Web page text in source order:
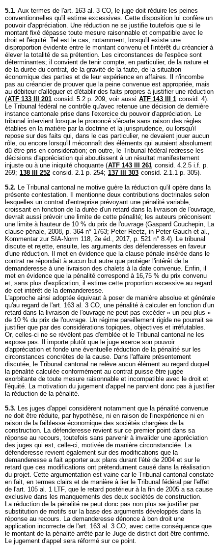
5.1. Aux termes de l'art. 163 al. 3 CO, le juge doit réduire les peines
conventionnelles qu'il estime excessives. Cette disposition lui confère un
pouvoir d'appréciation. Une réduction ne se justifie toutefois que si le
montant fixé dépasse toute mesure raisonnable et compatible avec le
droit et l'équité. Tel est le cas, notamment, lorsqu'il existe une
disproportion évidente entre le montant convenu et l'intérêt du créancier à
élever la totalité de sa prétention. Les circonstances de l'espèce sont
déterminantes; il convient de tenir compte, en particulier, de la nature et
de la durée du contrat, de la gravité de la faute, de la situation
économique des parties et de leur expérience en affaires. Il n'incombe
pas au créancier de prouver que la peine convenue est appropriée, mais
au débiteur d'alléguer et d'établir des faits propres à justifier une réduction
(ATF 133 III 201 consid. 5.2 p. 209; voir aussi ATF 143 III 1 consid. 4).
Le Tribunal fédéral ne contrôle qu'avec retenue une décision de dernière
instance cantonale prise dans l'exercice du pouvoir d'appréciation. Le
tribunal intervient lorsque le prononcé s'écarte sans raison des règles
établies en la matière par la doctrine et la jurisprudence, ou lorsqu'il
repose sur des faits qui, dans le cas particulier, ne devaient jouer aucun
rôle, ou encore lorsqu'il méconnaît des éléments qui auraient absolument
dû être pris en considération; en outre, le Tribunal fédéral redresse les
décisions d'appréciation qui aboutissent à un résultat manifestement
injuste ou à une iniquité choquante (ATF 143 III 261 consid. 4.2.5 i.f. p.
269; 138 III 252 consid. 2.1 p. 254; 137 III 303 consid. 2.1.1 p. 305).
5.2. Le Tribunal cantonal ne motive guère la réduction qu'il opère dans la
présente contestation. Il mentionne deux contributions doctrinales selon
lesquelles un contrat d'entreprise prévoyant une pénalité variable,
croissant en fonction de la durée d'un retard dans la livraison de l'ouvrage,
devrait aussi prévoir une limite de cette pénalité; les auteurs préconisent
une limite à hauteur de 10 % du prix de l'ouvrage (Gaspard Couchepin, La
clause pénale, 2008, p. 364 n° 1763; Peter Reetz, in Peter Gauch et al.,
Kommentar zur SIA-Norm 118, 2e éd., 2017, p. 521 n° 8.4). Le tribunal
discute et rejette, ensuite, les arguments des défenderesses en faveur
d'une réduction. Il met en évidence que la clause pénale insérée dans le
contrat ne répondait à aucun but autre que protéger l'intérêt de la
demanderesse à une livraison des chalets à la date convenue. Enfin, il
met en évidence que la pénalité correspond à 16,75 % du prix convenu
et, sans plus d'explication, il estime cette proportion excessive au regard
de cet intérêt de la demanderesse.
L'approche ainsi adoptée équivaut à poser de manière absolue et générale
qu'au regard de l'art. 163 al. 3 CO, une pénalité à calculer en fonction d'un
retard dans la livraison de l'ouvrage ne peut pas excéder « un peu plus »
de 10 % du prix de l'ouvrage. Un régime pareillement rigide ne pourrait se
justifier que par des considérations topiques, objectives et irréfutables.
Or, celles-ci ne se révèlent pas d'emblée et le Tribunal cantonal ne les
expose pas. Il importe plutôt que le juge exerce son pouvoir
d'appréciation et fonde une éventuelle réduction de la pénalité sur les
circonstances concrètes de la cause. Dans l'affaire présentement
discutée, le Tribunal cantonal ne relève aucun élément au regard duquel
la pénalité calculée conformément au contrat puisse être jugée
exorbitante de toute mesure raisonnable et incompatible avec le droit et
l'équité. La motivation du jugement d'appel ne parvient donc pas à justifier
la réduction de la pénalité.
5.3. Les juges d'appel considèrent notamment que la pénalité convenue
ne doit être réduite, par hypothèse, ni en raison de l'inexpérience ni en
raison de la faiblesse économique des sociétés chargées de la
construction. La défenderesse revient sur ce premier point dans sa
réponse au recours, toutefois sans parvenir à invalider une appréciation
des juges qui est, celle-ci, motivée de manière circonstanciée. La
défenderesse revient également sur des modifications que la
demanderesse a fait apporter aux plans durant l'été de 2004 et sur le
retard que ces modifications ont prétendument causé dans la réalisation
du projet. Cette argumentation est vaine car le Tribunal cantonal constate
en fait, en termes clairs et de manière à lier le Tribunal fédéral par l'effet
de l'art. 105 al. 1 LTF, que le retard postérieur à la fin de 2005 a sa cause
exclusive dans les manquements des deux sociétés de construction.
La réduction de la pénalité ne peut donc pas non plus se justifier par
substitution de motifs sur la base des arguments développés dans la
réponse au recours. La demanderesse dénonce à bon droit une
application incorrecte de l'art. 163 al. 3 CO, avec cette conséquence que
le montant de la pénalité arrêté par le Juge de district doit être confirmé.
Le jugement d'appel sera réformé sur ce point.